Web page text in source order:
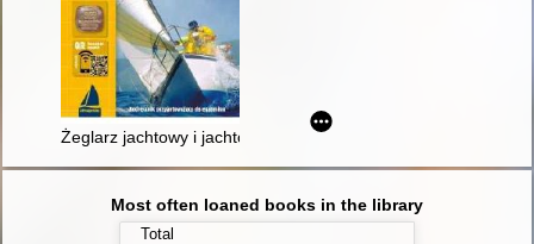
Żeglarz jachtowy i jachtowy sternik morski
Most often loaned books in the library
Total